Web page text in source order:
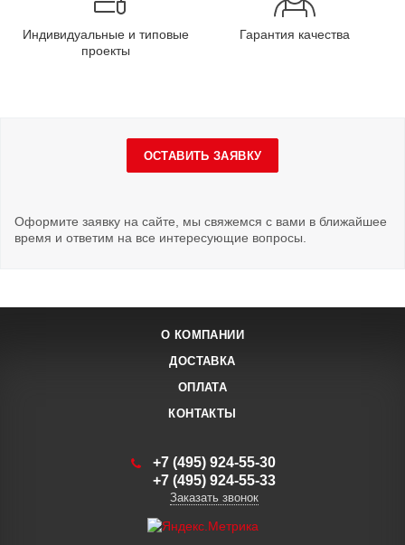
Индивидуальные и типовые
проекты
Гарантия качества
ОСТАВИТЬ ЗАЯВКУ
Оформите заявку на сайте, мы свяжемся с вами в ближайшее
время и ответим на все интересующие вопросы.
О КОМПАНИИ
ДОСТАВКА
ОПЛАТА
КОНТАКТЫ
+7 (495) 924-55-30
+7 (495) 924-55-33
Заказать звонок